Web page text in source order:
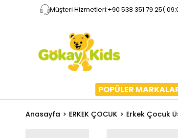
Müşteri Hizmetleri:+90 538 351 79 25(
POPÜLER
Anasayfa ERKEK ÇOCUK Erkek Çocuk